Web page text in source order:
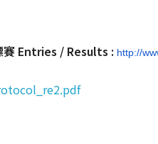
賽 Entries / Results : http://